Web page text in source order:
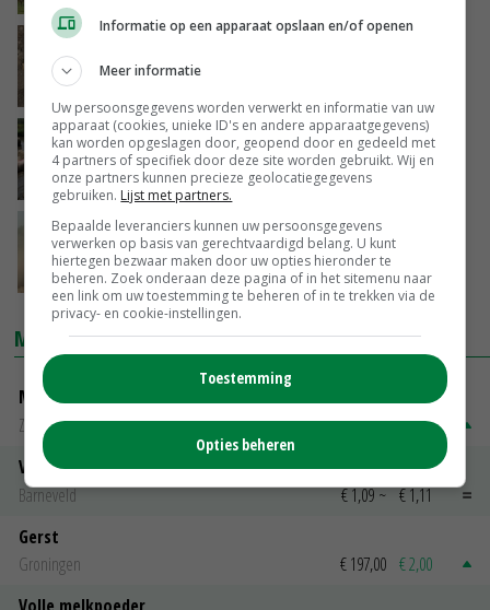
fritesaardappelen
Belgische landbouwareaal voor 7 procent
biologisch
06-07-2020
Belgisch aardappelareaal blijft nagenoeg
gelijk
23-06-2020
MARKTPRIJZEN
Magere melkpoeder
Zuivel NL
€ 269,00 € 7,00
Vleeskuikens 2001-2600 gr
Barneveld
€ 1,09~ € 1,11
Gerst
Groningen
€ 197,00 € 2,00
Informatie op een apparaat opslaan en/of openen
Meer informatie
Uw persoonsgegevens worden verwerkt en informatie van uw
apparaat (cookies, unieke ID's en andere apparaatgegevens)
kan worden opgeslagen door, geopend door en gedeeld met
4 partners of specifiek door deze site worden gebruikt. Wij en
onze partners kunnen precieze geolocatiegegevens
gebruiken. Lijst met partners.
Bepaalde leveranciers kunnen uw persoonsgegevens
verwerken op basis van gerechtvaardigd belang. U kunt
hiertegen bezwaar maken door uw opties hieronder te
beheren. Zoek onderaan deze pagina of in het sitemenu naar
een link om uw toestemming te beheren of in te trekken via de
privacy- en cookie-instellingen.
Toestemming
Opties beheren